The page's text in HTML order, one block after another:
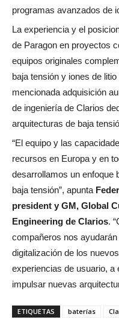
programas avanzados de
La experiencia y el
de Paragon en proyectos
equipos originales
baja tensión y iones de
mencionada adquisición
de ingeniería de Clarios
arquitecturas de baja
“El equipo y las
recursos en Europa y en
desarrollamos un enfoque
baja tensión”, apunta
president y GM, Global
Engineering de Clarios.
compañeros nos
digitalización de los
experiencias de usuario,
impulsar nuevas
ETIQUETAS baterías